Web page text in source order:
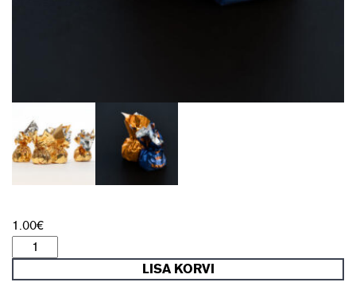
1.00€
Kalevi
trühvlikomm
kogus
LISA KORVI